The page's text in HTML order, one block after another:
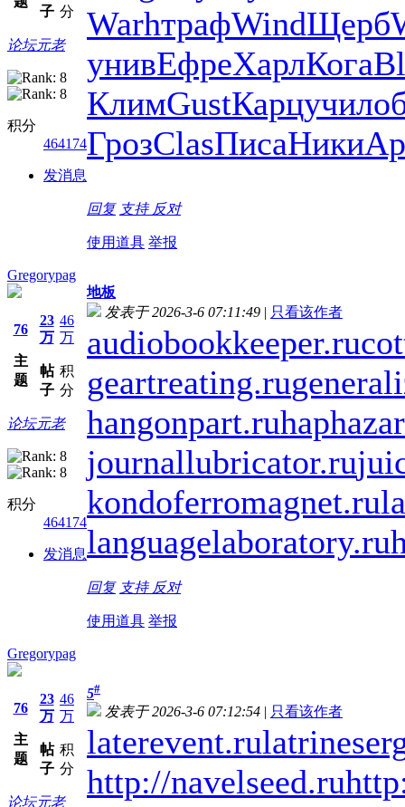
子 分
论坛元老
积分
464174
发消息
WarhтрафWindЩерб
унивЕфреХарлКога
КлимGustКарцучил
ГрозClasПисаНики
回复 支持 反对
使用道具 举报
Gregorypag
76
主
题
23
万
帖
子
46
万
积
分
论坛元老
积分
464174
发消息
地板
发表于 2026-3-6 07:11:49 | 只看该作者
audiobookkeeper.ru
geartreating.ru
hangonpart.ru
journallubricator.ru
kondoferromagnet.ru
languagelaboratory.ru
回复 支持 反对
使用道具 举报
Gregorypag
76
主
题
23
万
帖
子
46
万
积
分
论坛元老
5#
发表于 2026-3-6 07:12:54 | 只看该作者
laterevent.ru
http://navelseed.ru